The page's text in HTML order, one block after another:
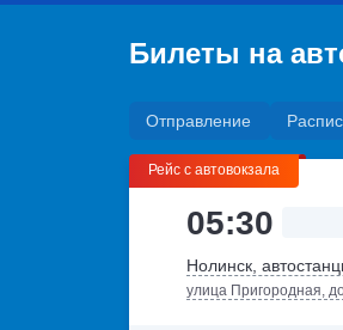
Билеты на
Отправление
Рейс с автовокзала
05:30
Нолинск,
улица Пригородная,